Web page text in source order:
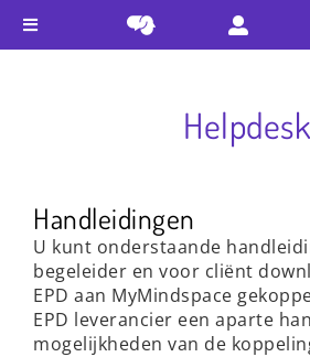
Helpdesk
Handleidingen
U kunt onderstaande
begeleider en voor cliënt
EPD aan MyMindspace
EPD leverancier een aparte
mogelijkheden van de